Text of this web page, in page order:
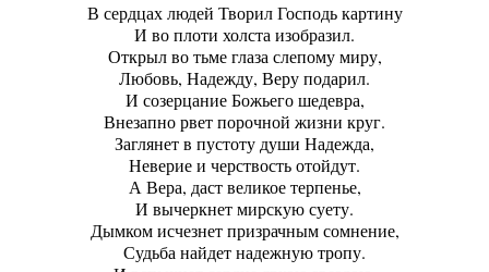
В сердцах людей Творил Господь картину
И во плоти холста изобразил.
Открыл во тьме глаза слепому миру,
Любовь, Надежду, Веру подарил.
И созерцание Божьего шедевра,
Внезапно рвет порочной жизни круг.
Заглянет в пустоту души Надежда,
Неверие и черствость отойдут.
А Вера, даст великое терпенье,
И вычеркнет мирскую суету.
Дымком исчезнет призрачным сомнение,
Судьба найдет надежную тропу.